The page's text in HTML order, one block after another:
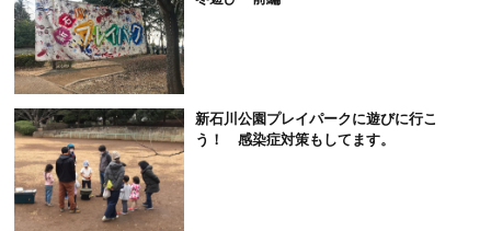
新石川公園プレイパークに遊びに行こ
う！ 感染症対策もしてます。